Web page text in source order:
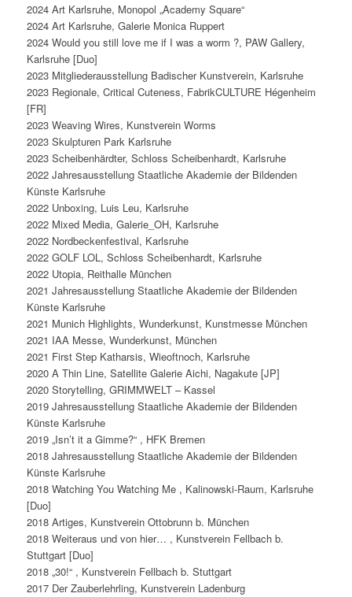
2024 Art Karlsruhe, Monopol „Academy Square“
2024 Art Karlsruhe, Galerie Monica Ruppert
2024 Would you still love me if I was a worm ?, PAW Gallery,
Karlsruhe [Duo]
2023 Mitgliederausstellung Badischer Kunstverein, Karlsruhe
2023 Regionale, Critical Cuteness, FabrikCULTURE Hégenheim
[FR]
2023 Weaving Wires, Kunstverein Worms
2023 Skulpturen Park Karlsruhe
2023 Scheibenhärdter, Schloss Scheibenhardt, Karlsruhe
2022 Jahresausstellung Staatliche Akademie der Bildenden
Künste Karlsruhe
2022 Unboxing, Luis Leu, Karlsruhe
2022 Mixed Media, Galerie_OH, Karlsruhe
2022 Nordbeckenfestival, Karlsruhe
2022 GOLF LOL, Schloss Scheibenhardt, Karlsruhe
2022 Utopia, Reithalle München
2021 Jahresausstellung Staatliche Akademie der Bildenden
Künste Karlsruhe
2021 Munich Highlights, Wunderkunst, Kunstmesse München
2021 IAA Messe, Wunderkunst, München
2021 First Step Katharsis, Wieoftnoch, Karlsruhe
2020 A Thin Line, Satellite Galerie Aichi, Nagakute [JP]
2020 Storytelling, GRIMMWELT – Kassel
2019 Jahresausstellung Staatliche Akademie der Bildenden
Künste Karlsruhe
2019 „Isn’t it a Gimme?“ , HFK Bremen
2018 Jahresausstellung Staatliche Akademie der Bildenden
Künste Karlsruhe
2018 Watching You Watching Me , Kalinowski-Raum, Karlsruhe
[Duo]
2018 Artiges, Kunstverein Ottobrunn b. München
2018 Weiteraus und von hier… , Kunstverein Fellbach b.
Stuttgart [Duo]
2018 „30!“ , Kunstverein Fellbach b. Stuttgart
2017 Der Zauberlehrling, Kunstverein Ladenburg